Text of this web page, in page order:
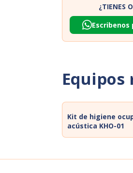
¿TIENES
Escribenos
Kit de higiene
acústica KHO-01